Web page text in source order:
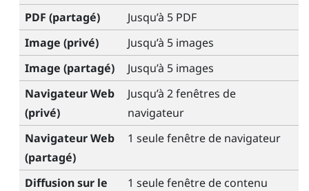
PDF (partagé)
Jusqu’à 5 PDF
Image (privé)
Jusqu’à 5 images
Image (partagé)
Jusqu’à 5 images
Navigateur Web
(privé)
Jusqu’à 2 fenêtres de
navigateur
Navigateur Web
(partagé)
1 seule fenêtre de navigateur
Diffusion sur le
1 seule fenêtre de contenu